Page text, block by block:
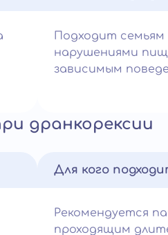
Подходит
нарушениями
зависимым
дранкорексии
Для кого
Рекомендуется
проходящим